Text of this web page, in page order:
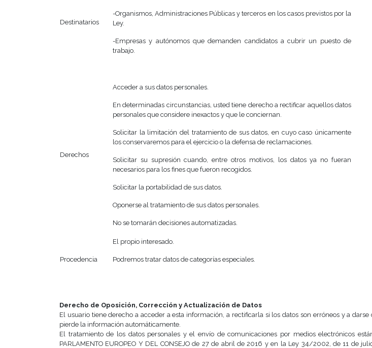
Destinatarios
-Organismos, Administraciones Públicas y terceros en los casos previstos por la
Ley.
-Empresas y autónomos que demanden candidatos a cubrir un puesto de
trabajo.
Derechos
Acceder a sus datos personales.
En determinadas circunstancias, usted tiene derecho a rectificar aquellos datos
personales que considere inexactos y que le conciernan.
Solicitar la limitación del tratamiento de sus datos, en cuyo caso únicamente
los conservaremos para el ejercicio o la defensa de reclamaciones.
Solicitar su supresión cuando, entre otros motivos, los datos ya no fueran
necesarios para los fines que fueron recogidos.
Solicitar la portabilidad de sus datos.
Oponerse al tratamiento de sus datos personales.
No se tomarán decisiones automatizadas.
Procedencia
El propio interesado.
Podremos tratar datos de categorías especiales.
Derecho de Oposición, Corrección y Actualización de Datos
El usuario tiene derecho a acceder a esta información, a rectificarla si los datos son erróneos y a darse
pierde la información automáticamente.
El tratamiento de los datos personales y el enví­o de comunicaciones por medios electrónicos
PARLAMENTO EUROPEO Y DEL CONSEJO de 27 de abril de 2016 y en la Ley 34/2002, de 11 de